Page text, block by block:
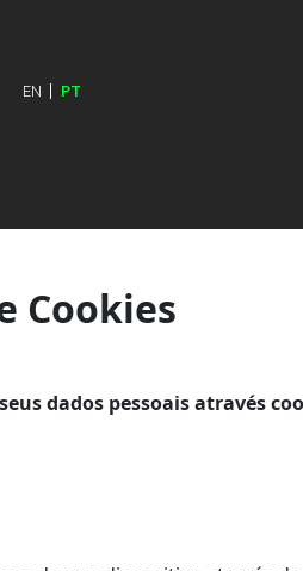
EN PT
Cookies
dados pessoais através